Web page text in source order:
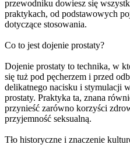
przewodniku dowiesz się
praktykach, od podstawowych
dotyczące stosowania.
Co to jest dojenie prostaty?
Dojenie prostaty to technika, w
się tuż pod pęcherzem i przed
delikatnego nacisku i stymulacji
prostaty. Praktyka ta, znana
przynieść zarówno korzyści
przyjemność seksualną.
Tło historyczne i znaczenie